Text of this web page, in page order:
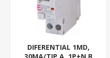
DIFERENTIAL 1MD,